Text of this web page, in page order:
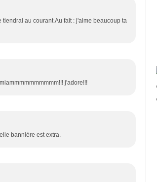
au courant.Au fait : j'aime beaucoup ta
j'adore!!!
bannière est extra.